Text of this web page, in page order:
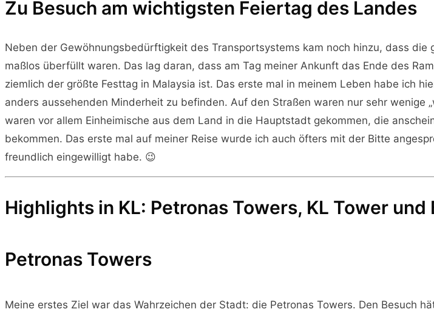
Zu Besuch am wichtigsten Feiertag des Landes
Neben der Gewöhnungsbedürftigkeit des Transportsystems kam noch hinzu, dass
maßlos überfüllt waren. Das lag daran, dass am Tag meiner Ankunft das Ende des
ziemlich der größte Festtag in Malaysia ist. Das erste mal in meinem Leben habe ich
anders aussehenden Minderheit zu befinden. Auf den Straßen waren nur sehr wenige
waren vor allem Einheimische aus dem Land in die Hauptstadt gekommen, die
bekommen. Das erste mal auf meiner Reise wurde ich auch öfters mit der Bitte
freundlich eingewilligt habe. 😉
Highlights in KL: Petronas Towers, KL Tower und
Petronas Towers
Meine erstes Ziel war das Wahrzeichen der Stadt: die Petronas Towers. Den Besuch